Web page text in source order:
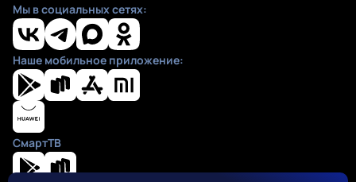
Мы в социальных сетях:
Наше мобильное приложение:
СмартТВ